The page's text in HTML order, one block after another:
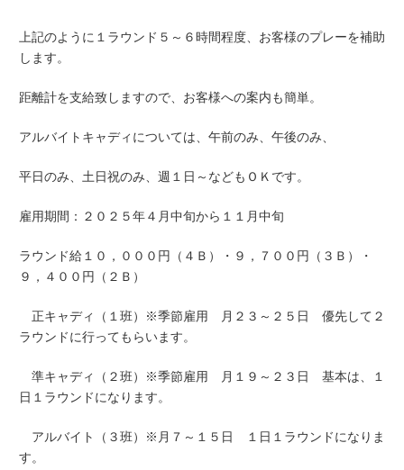
上記のように１ラウンド５～６時間程度、お客様のプレーを補助
します。
距離計を支給致しますので、お客様への案内も簡単。
アルバイトキャディについては、午前のみ、午後のみ、
平日のみ、土日祝のみ、週１日～などもＯＫです。
雇用期間：２０２５年４月中旬から１１月中旬
ラウンド給１０，０００円（４Ｂ）・９，７００円（３Ｂ）・
９，４００円（２Ｂ）
正キャディ（１班）※季節雇用 月２３～２５日 優先して２
ラウンドに行ってもらいます。
準キャディ（２班）※季節雇用 月１９～２３日 基本は、１
日１ラウンドになります。
アルバイト（３班）※月７～１５日 １日１ラウンドになりま
す。